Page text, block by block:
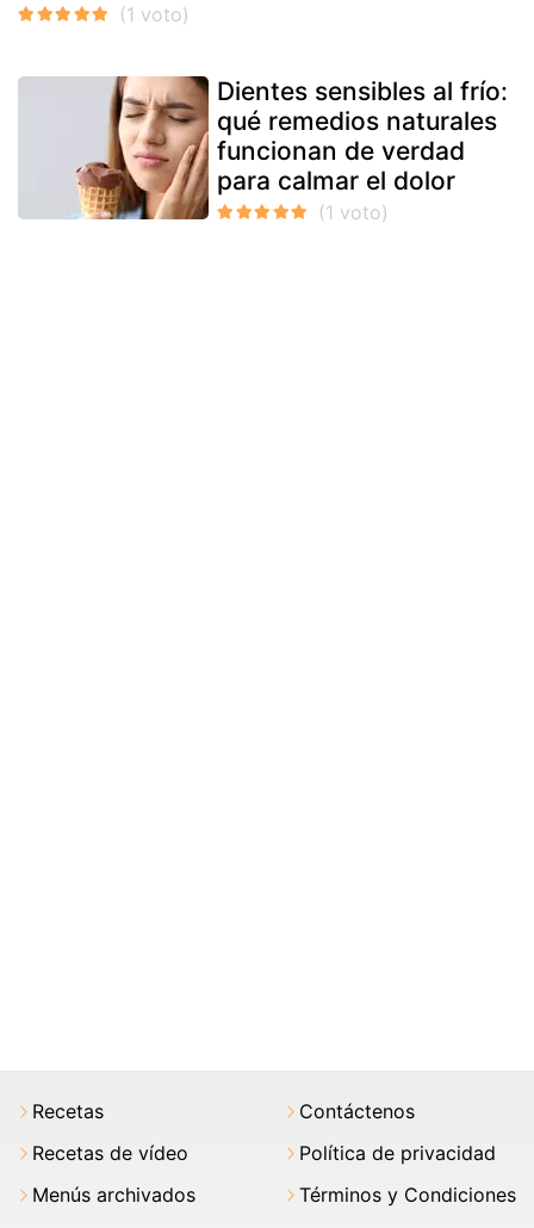
Dientes sensibles al frío:
qué remedios naturales
funcionan de verdad
para calmar el dolor
Recetas
Recetas de vídeo
Menús archivados
Contáctenos
Política de privacidad
Términos y Condiciones